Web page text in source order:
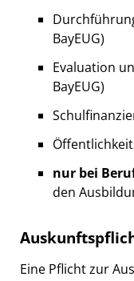
BayEUG)
Evaluation
BayEUG)
nur bei
den
Eine Pflicht zur